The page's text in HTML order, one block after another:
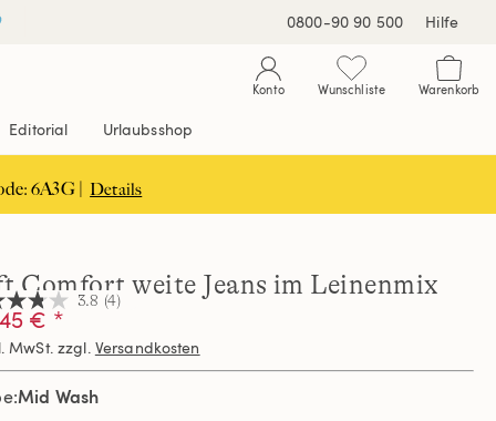
0800-90 90 500 Hilfe
Konto Wunschliste Warenkorb
Editorial Urlaubsshop
6A3G | Details
Comfort weite Jeans im Leinenmix
3.8 (4)
€ *
MwSt. zzgl. Versandkosten
Mid Wash